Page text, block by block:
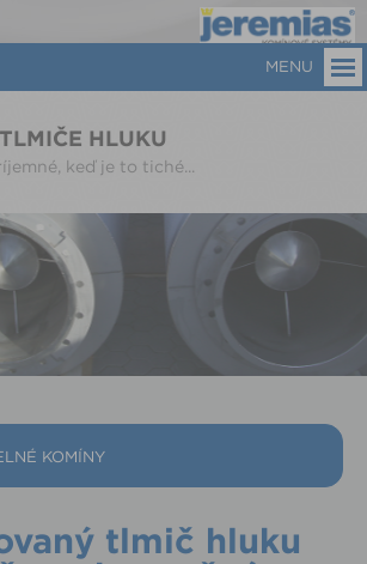
MENU
TLMIČE HLUKU
keď je to tiché...
KOMÍNY
tlmič hluku